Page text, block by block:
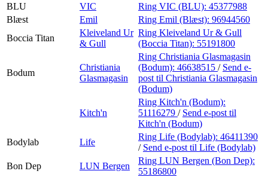
BLU
VIC Ring VIC (BLU): 45377988
Blæst
Emil Ring Emil (Blæst): 96944560
Boccia Titan
Kleiveland Ur
& Gull
Ring Kleiveland Ur & Gull
(Boccia Titan): 55191800
Bodum
Christiania
Glasmagasin
Ring Christiania Glasmagasin
(Bodum): 46638515 / Send e-
post til Christiania Glasmagasin
(Bodum)
Kitch'n
Ring Kitch'n (Bodum):
51116279 / Send e-post til
Kitch'n (Bodum)
Bodylab
Life
Ring Life (Bodylab): 46411390
/ Send e-post til Life (Bodylab)
Bon Dep
LUN Bergen
Ring LUN Bergen (Bon Dep):
55186800